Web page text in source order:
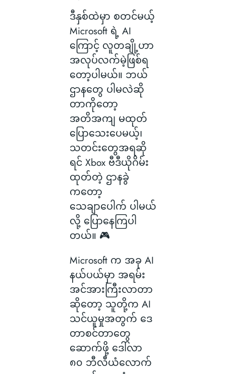
ဒီနှစ်ထဲမှာ စတင်မယ့်
Microsoft ရဲ့ AI
ကြောင့် လူတချို့ဟာ
အလုပ်လက်မဲ့ဖြစ်ရ
တော့ပါမယ်။ ဘယ်
ဌာနတွေ ပါမလဲဆို
တာကိုတော့
အတိအကျ မထုတ်
ပြောသေးပေမယ့်၊
သတင်းတွေအရဆို
ရင် Xbox ဗီဒီယိုဂိမ်း
ထုတ်တဲ့ ဌာနခွဲ
ကတော့
သေချာပေါက် ပါမယ်
လို့ ပြောနေကြပါ
တယ်။ 🎮
Microsoft က အခု AI
နယ်ပယ်မှာ အရမ်း
အင်အားကြီးလာတာ
ဆိုတော့ သူတို့က AI
သင်ယူမှုအတွက် ဒေ
တာစင်တာတွေ
ဆောက်ဖို့ ဒေါ်လာ
၈၀ ဘီလီယံလောက်